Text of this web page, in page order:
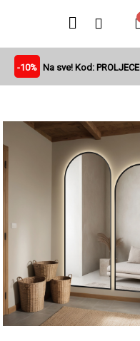
-10% Na sve! Kod: PROLJECE